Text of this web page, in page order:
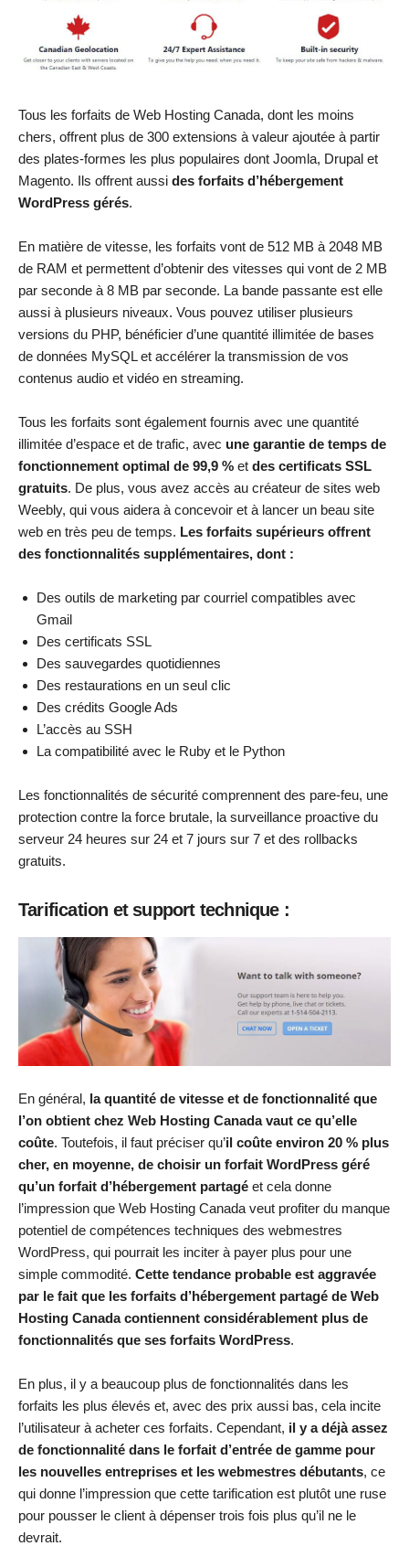
Tous les forfaits de Web Hosting Canada, dont les moins
chers, offrent plus de 300 extensions à valeur ajoutée à partir
des plates-formes les plus populaires dont Joomla, Drupal et
Magento. Ils offrent aussi des forfaits d’hébergement
WordPress gérés.
En matière de vitesse, les forfaits vont de 512 MB à 2048 MB
de RAM et permettent d’obtenir des vitesses qui vont de 2 MB
par seconde à 8 MB par seconde. La bande passante est elle
aussi à plusieurs niveaux. Vous pouvez utiliser plusieurs
versions du PHP, bénéficier d’une quantité illimitée de bases
de données MySQL et accélérer la transmission de vos
contenus audio et vidéo en streaming.
Tous les forfaits sont également fournis avec une quantité
illimitée d’espace et de trafic, avec une garantie de temps de
fonctionnement optimal de 99,9 % et des certificats SSL
gratuits. De plus, vous avez accès au créateur de sites web
Weebly, qui vous aidera à concevoir et à lancer un beau site
web en très peu de temps. Les forfaits supérieurs offrent
des fonctionnalités supplémentaires, dont :
Des outils de marketing par courriel compatibles avec
Gmail
Des certificats SSL
Des sauvegardes quotidiennes
Des restaurations en un seul clic
Des crédits Google Ads
L’accès au SSH
La compatibilité avec le Ruby et le Python
Les fonctionnalités de sécurité comprennent des pare-feu, une
protection contre la force brutale, la surveillance proactive du
serveur 24 heures sur 24 et 7 jours sur 7 et des rollbacks
gratuits.
Tarification et support technique :
En général, la quantité de vitesse et de fonctionnalité que
l’on obtient chez Web Hosting Canada vaut ce qu’elle
coûte. Toutefois, il faut préciser qu’il coûte environ 20 % plus
cher, en moyenne, de choisir un forfait WordPress géré
qu’un forfait d’hébergement partagé et cela donne
l’impression que Web Hosting Canada veut profiter du manque
potentiel de compétences techniques des webmestres
WordPress, qui pourrait les inciter à payer plus pour une
simple commodité. Cette tendance probable est aggravée
par le fait que les forfaits d’hébergement partagé de Web
Hosting Canada contiennent considérablement plus de
fonctionnalités que ses forfaits WordPress.
En plus, il y a beaucoup plus de fonctionnalités dans les
forfaits les plus élevés et, avec des prix aussi bas, cela incite
l’utilisateur à acheter ces forfaits. Cependant, il y a déjà assez
de fonctionnalité dans le forfait d’entrée de gamme pour
les nouvelles entreprises et les webmestres débutants, ce
qui donne l’impression que cette tarification est plutôt une ruse
pour pousser le client à dépenser trois fois plus qu’il ne le
devrait.